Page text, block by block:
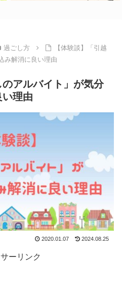
過ごし方
【体験談】「引越
み解消に良い理由
のアルバイト」が気分
理由
2020.01.07 2024.08.25
ーリンク